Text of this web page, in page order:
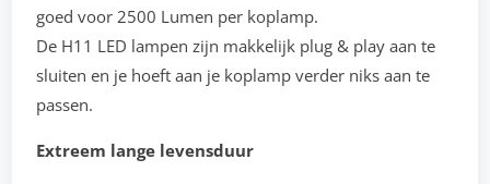
goed voor 2500 Lumen per koplamp.
De H11 LED lampen zijn makkelijk plug & play aan te
sluiten en je hoeft aan je koplamp verder niks aan te
passen.
Extreem lange levensduur